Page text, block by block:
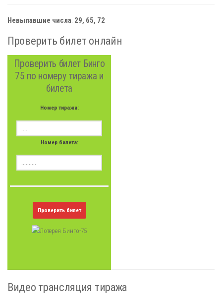
Невыпавшие числа: 29, 65, 72
Проверить билет онлайн
Проверить билет Бинго
75 по номеру тиража и
билета
Номер тиража:
Номер билета:
Проверить билет
Видео трансляция тиража